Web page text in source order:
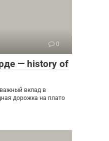
0
— history of
вклад в
дорожка на плато